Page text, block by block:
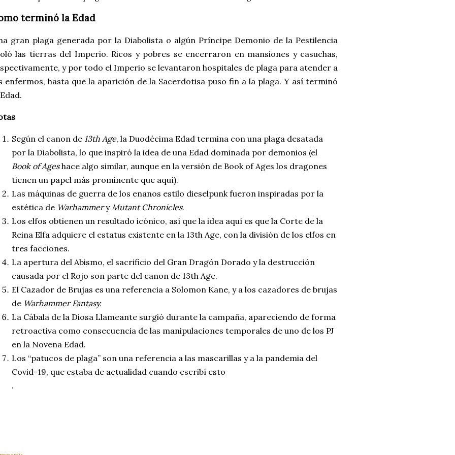
terminó la Edad
gran plaga generada por la Diabolista o algún Príncipe Demonio de la Pestilencia
las tierras del Imperio. Ricos y pobres se encerraron en mansiones y casuchas,
y por todo el Imperio se levantaron hospitales de plaga para atender a
enfermos, hasta que la aparición de la Sacerdotisa puso fin a la plaga. Y así terminó
Según el canon de 13th Age, la Duodécima Edad termina con una plaga desatada
por la Diabolista, lo que inspiró la idea de una Edad dominada por demonios (el
Book of Ageshace algo similar, aunque en la versión de Book of Ages los dragones
tienen un papel más prominente que aquí).
Las máquinas de guerra de los enanos estilo dieselpunk fueron inspiradas por la
estética de WarhammeryMutant Chronicles.
Los elfos obtienen un resultado icónico, así que la idea aquí es que la Corte de la
Reina Elfa adquiere el estatus existente en la 13th Age, con la división de los elfos en
tres facciones.
La apertura del Abismo, el sacrificio del Gran Dragón Dorado y la destrucción
causada por el Rojo son parte del canon de 13th Age.
El Cazador de Brujas es una referencia a Solomon Kane, y a los cazadores de brujas
de Warhammer Fantasy.
La Cábala de la Diosa Llameante surgió durante la campaña, apareciendo de forma
retroactiva como consecuencia de las manipulaciones temporales de uno de los PJ
en la Novena Edad.
Los “patucos de plaga” son una referencia a las mascarillas y a la pandemia del
Covid-19, que estaba de actualidad cuando escribí esto
.